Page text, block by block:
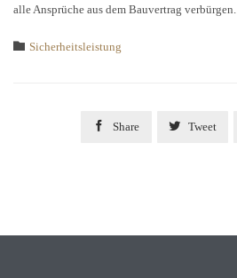
alle Ansprüche aus dem Bauvertrag verbürgen.
 Category
Sicherheitsleistung
 Share  Tweet